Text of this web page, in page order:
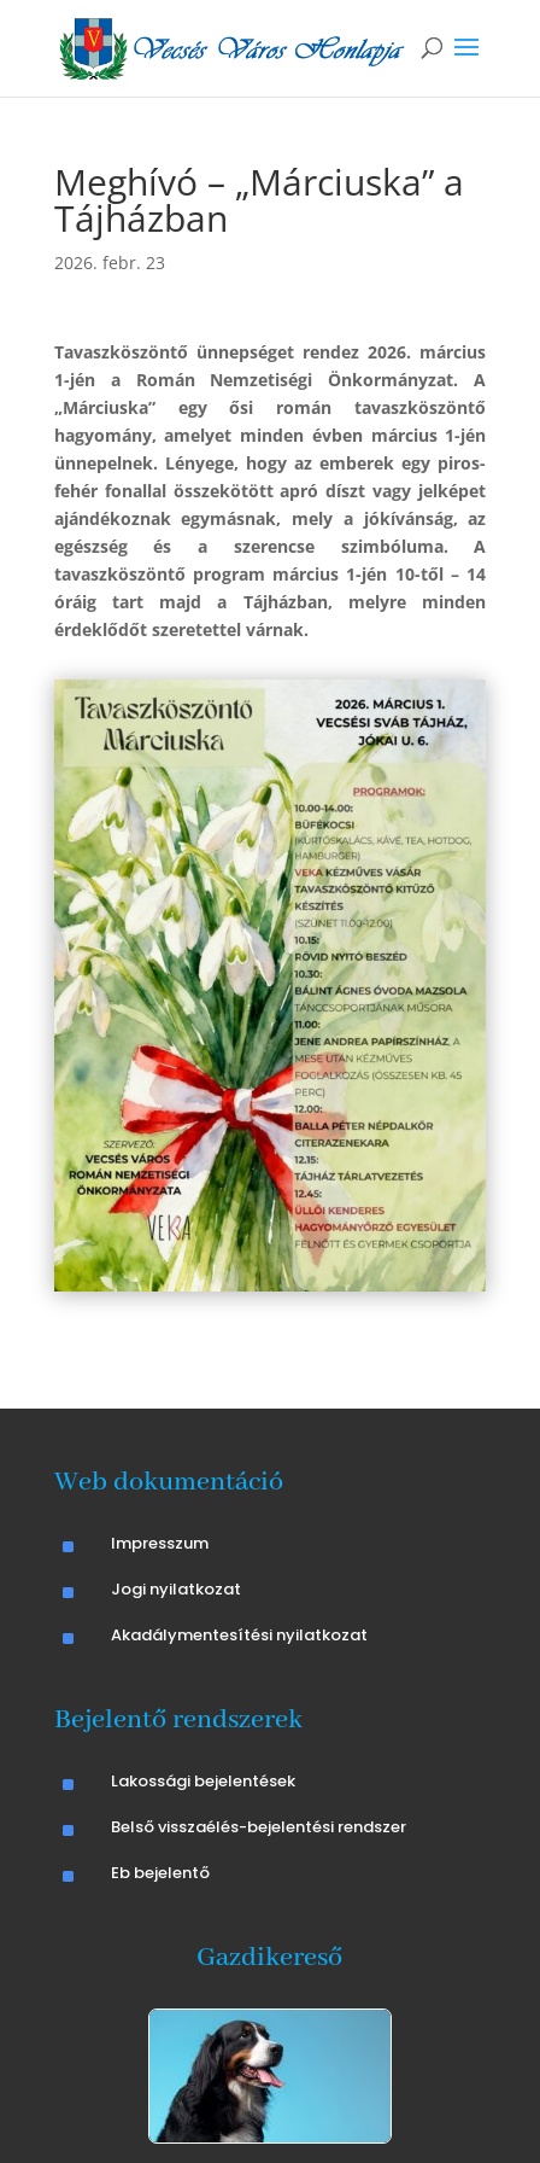
Meghívó – „Márciuska” a
Tájházban
2026. febr. 23
Tavaszköszöntő ünnepséget rendez 2026. március
1-jén a Román Nemzetiségi Önkormányzat. A
„Márciuska” egy ősi román tavaszköszöntő
hagyomány, amelyet minden évben március 1-jén
ünnepelnek. Lényege, hogy az emberek egy piros-
fehér fonallal összekötött apró díszt vagy jelképet
ajándékoznak egymásnak, mely a jókívánság, az
egészség és a szerencse szimbóluma. A
tavaszköszöntő program március 1-jén 10-től – 14
óráig tart majd a Tájházban, melyre minden
érdeklődőt szeretettel várnak.
Web dokumentáció
^ Impresszum
^ Jogi nyilatkozat
^ Akadálymentesítési nyilatkozat
Bejelentő rendszerek
^ Lakossági bejelentések
^ Belső visszaélés-bejelentési rendszer
^ Eb bejelentő
Gazdikereső